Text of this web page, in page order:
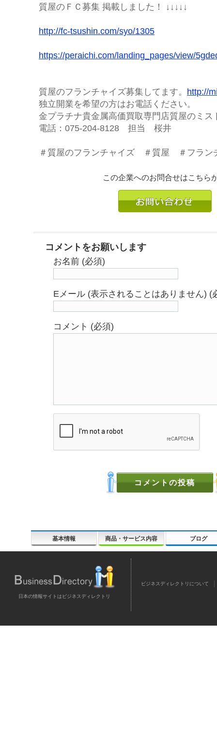
質屋のＦＣ募集 掲載しました！ ↓↓↓↓↓
http://fc-tsushin.com/syo/1305
https://peraichi.com/landing_pages/view/
質屋のフランチャイズ募集してます。 http://
独立開業を希望の方はお電話ください。
金プラチナ貴金属高価買取専門店質屋のミ
電話：075-204-8128 担当 桜井
＃質屋のフランチャイズ ＃質屋 ＃フラン
この企業へのお問合せはこちら
コメントをお願いします
お名前 (必須)
Eメール (表示されることはありません) (
コメント (必須)
基本情報 商品・サービス内容 ブログ
日本の情報サイトはビジネスディレクトリ
ビジネスディレクトリについて